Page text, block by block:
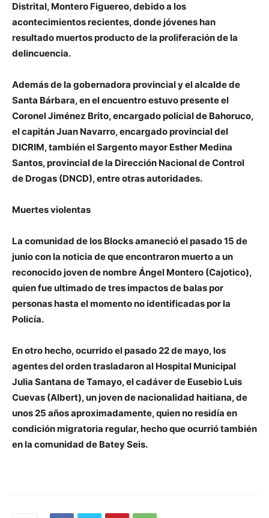
Distrital, Montero Figuereo, debido a los
acontecimientos recientes, donde jóvenes han
resultado muertos producto de la proliferación de la
delincuencia.
Además de la gobernadora provincial y el alcalde de
Santa Bárbara, en el encuentro estuvo presente el
Coronel Jiménez Brito, encargado policial de Bahoruco,
el capitán Juan Navarro, encargado provincial del
DICRIM, también el Sargento mayor Esther Medina
Santos, provincial de la Dirección Nacional de Control
de Drogas (DNCD), entre otras autoridades.
Muertes violentas
La comunidad de los Blocks amaneció el pasado 15 de
junio con la noticia de que encontraron muerto a un
reconocido jovende nombre Ángel Montero (Cajotico),
quien fue ultimado de tres impactos de balas por
personas hasta el momento no identificadas por la
Policía.
En otro hecho, ocurrido el pasado 22 de mayo, los
agentes del orden trasladaron al Hospital Municipal
Julia Santana de Tamayo, el cadáver de Eusebio Luis
Cuevas (Albert), un joven de nacionalidad haitiana, de
unos 25 años aproximadamente, quien no residía en
condición migratoria regular, hecho que ocurrió también
en la comunidad de Batey Seis.